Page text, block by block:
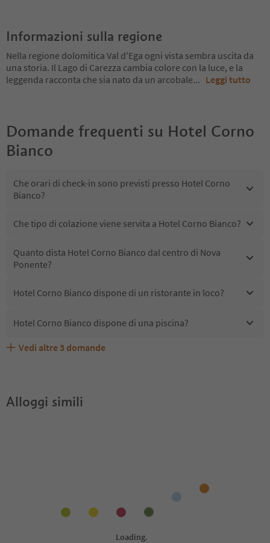
Informazioni sulla regione
Nella regione dolomitica Val d'Ega ogni vista sembra uscita da
una storia. Il Lago di Carezza cambia colore con la luce, e la
leggenda racconta che sia nato da un arcobale... Leggi tutto
Domande frequenti su Hotel Corno
Bianco
Che orari di check-in sono previsti presso Hotel Corno
Bianco?
Che tipo di colazione viene servita a Hotel Corno Bianco?
Quanto dista Hotel Corno Bianco dal centro di Nova
Ponente?
Hotel Corno Bianco dispone di un ristorante in loco?
Hotel Corno Bianco dispone di una piscina?
Hotel Corno Bianco accetta animali domestici?
Quali servizi/attività sono disponibili presso Hotel Corno
Gli ospiti di Hotel Corno Bianco ricevono l'Alto Adige
Vedi altre 3 domande
Alloggi simili